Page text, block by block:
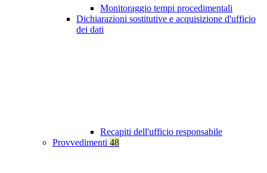
Monitoraggio tempi procedimentali
Dichiarazioni sostitutive e acquisizione d'ufficio
dei dati
Recapiti dell'ufficio responsabile
Provvedimenti 48